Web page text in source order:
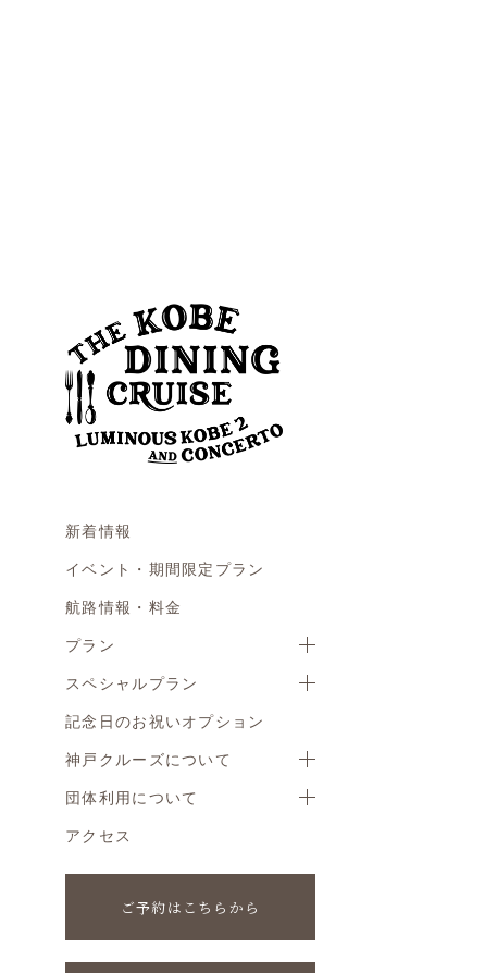
新着情報
イベント・期間限定プラン
航路情報・料金
プラン
スペシャルプラン
記念日のお祝いオプション
神戸クルーズについて
団体利用について
アクセス
ご予約はこちらから